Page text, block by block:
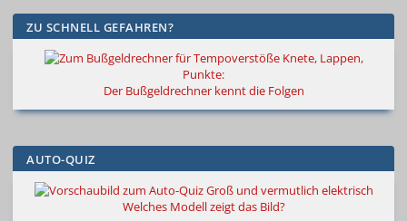
ZU SCHNELL GEFAHREN?
Knete, Lappen,
Punkte:
Der Bußgeldrechner kennt die Folgen
AUTO-QUIZ
Groß und vermutlich elektrisch
Welches Modell zeigt das Bild?